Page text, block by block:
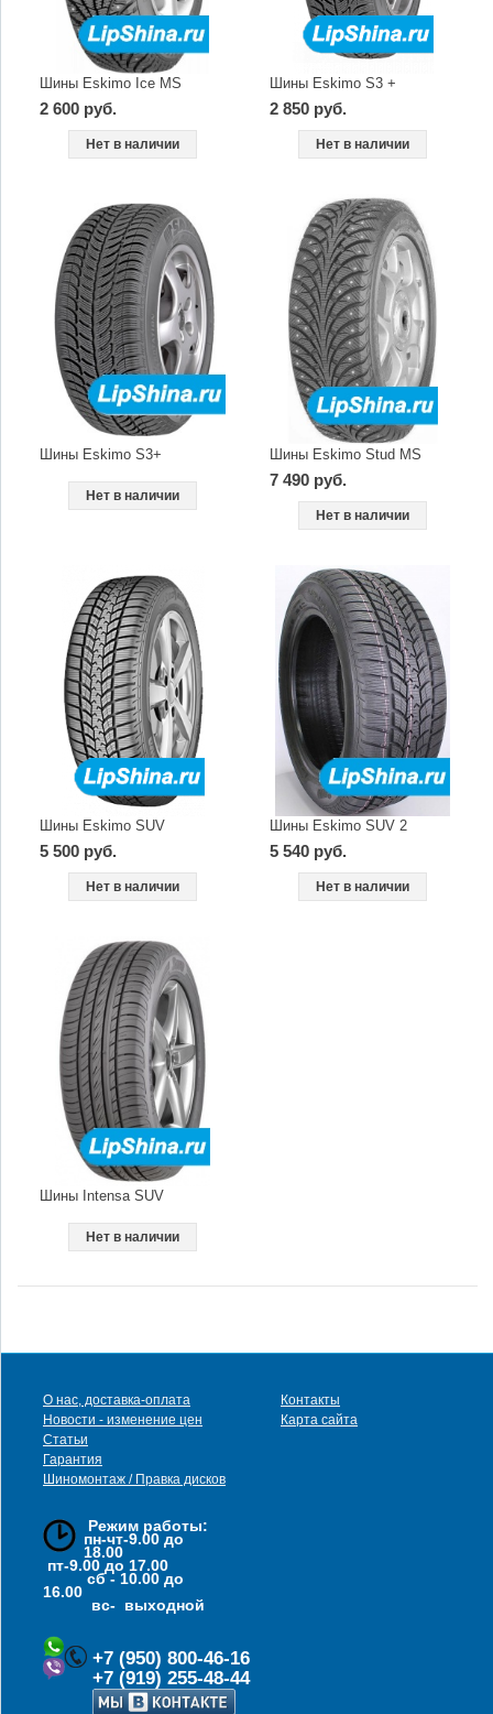
Шины Eskimo Ice MS
2 600 руб.
Нет в наличии
Шины Eskimo S3 +
2 850 руб.
Нет в наличии
Шины Eskimo S3+
Нет в наличии
Шины Eskimo Stud MS
7 490 руб.
Нет в наличии
Шины Eskimo SUV
5 500 руб.
Нет в наличии
Шины Eskimo SUV 2
5 540 руб.
Нет в наличии
Шины Intensa SUV
Нет в наличии
О нас, доставка-оплата
Новости - изменение цен
Статьи
Гарантия
Шиномонтаж / Правка дисков
Контакты
Карта сайта
Режим работы:
пн-чт-9.00 до
18.00
пт-9.00 до 17.00
сб - 10.00 до
16.00
вс- выходной
+7 (950) 800-46-16
+7 (919) 255-48-44